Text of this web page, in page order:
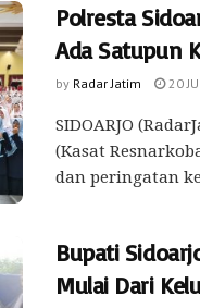
Polresta
Ada Satupun
by Radar Jatim 20
SIDOARJO
(Kasat
dan peringatan
Bupati
Mulai Dari